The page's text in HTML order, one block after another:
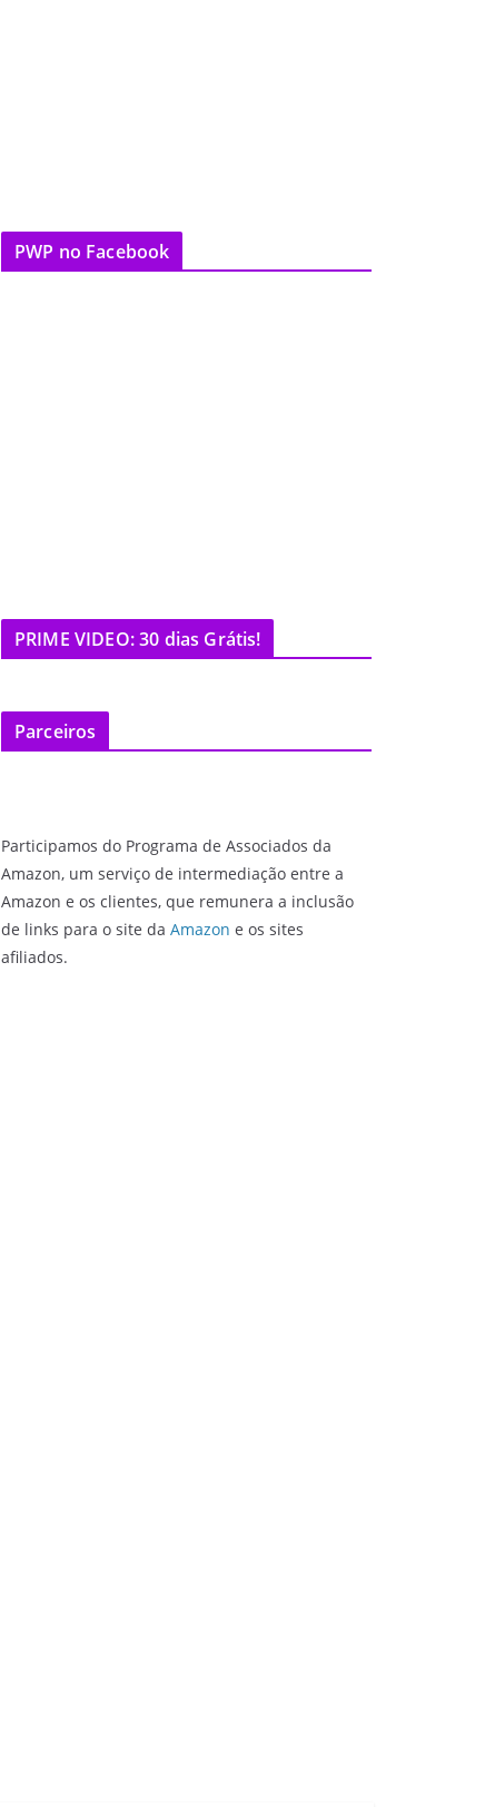
PWP no Facebook
PRIME VIDEO: 30 dias Grátis!
Parceiros
Participamos do Programa de Associados da
Amazon, um serviço de intermediação entre a
Amazon e os clientes, que remunera a inclusão
de links para o site da Amazon e os sites
afiliados.